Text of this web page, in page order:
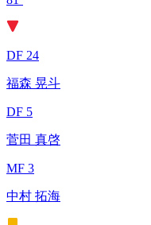
DF 24
福森 晃斗
DF 5
菅田 真啓
MF 3
中村 拓海